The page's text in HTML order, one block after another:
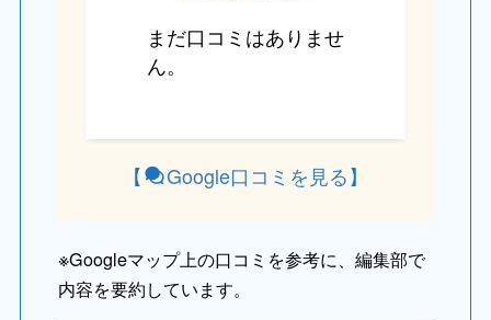
まだ口コミはありませ
ん。
【 Google口コミを見る】
※Googleマップ上の口コミを参考に、編集部で
内容を要約しています。